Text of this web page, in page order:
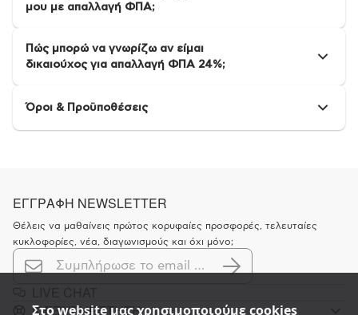
Στο website μας χρησιμοποιούμε cookies
μου με απαλλαγή ΦΠΑ;
Πώς μπορώ να γνωρίζω αν είμαι
δικαιούχος για απαλλαγή ΦΠΑ 24%;
Όροι & Προϋποθέσεις
ΕΓΓΡΑΦΗ NEWSLETTER
Θέλεις να μαθαίνεις πρώτος κορυφαίες προσφορές, τελευταίες
κυκλοφορίες, νέα, διαγωνισμούς και όχι μόνο;
K ΕΞΥΠΗΡΕΤΗΣΗ